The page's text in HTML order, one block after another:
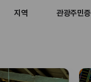
지역 관광주민증